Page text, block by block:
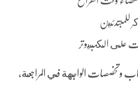
للمبتدئين
على الكمبيوتر
وتخصصات الواجهة في المراجعة،